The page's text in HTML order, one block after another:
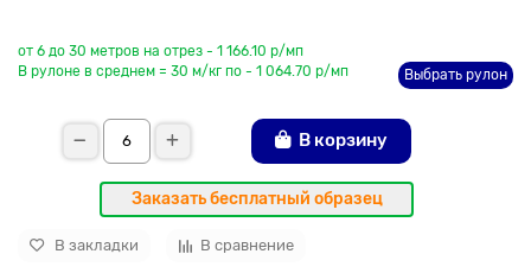
от 6 до 30 метров на отрез - 1 166.10 р/мп
В рулоне в среднем = 30 м/кг по - 1 064.70 р/мп
Выбрать рулон
В корзину
Заказать бесплатный образец
В закладки В сравнение